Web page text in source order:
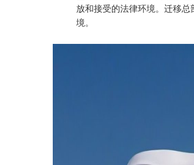
放和接受的法律环境。迁移
境。